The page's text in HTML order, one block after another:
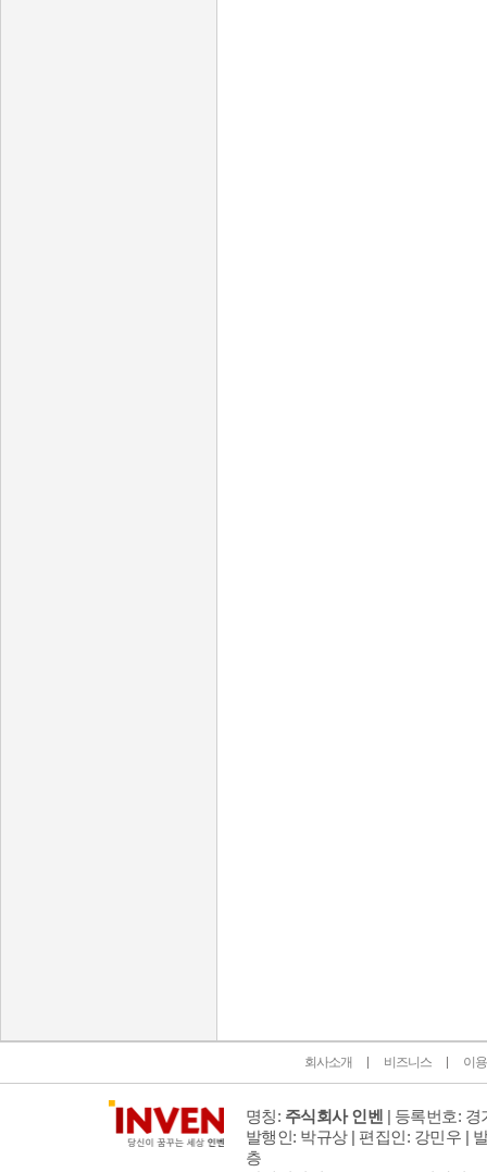
회사소개 비즈니스 이
명칭: 주식회사 인벤 | 등록번호: 경
발행인: 박규상 | 편집인: 강민우 |
층